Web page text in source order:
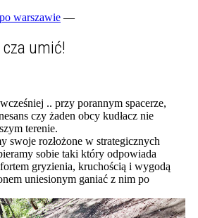
warszawie —
umić!
.. przy porannym spacerze,
czy żaden obcy kudłacz nie
terenie.
swoje rozłożone w strategicznych
sobie taki który odpowiada
gryzienia, kruchością i wygodą
uniesionym ganiać z nim po